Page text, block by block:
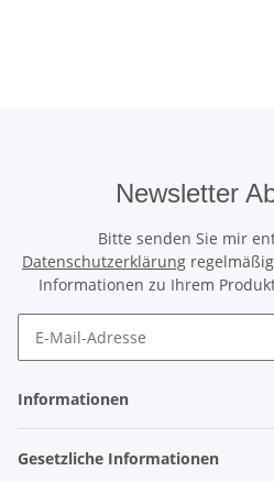
Newsletter
Bitte senden Sie mir
Datenschutzerklärung
Informationen zu Ihrem
Informationen
Gesetzliche Informationen